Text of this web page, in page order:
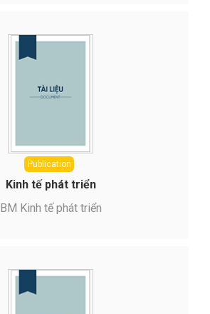
Publication
Kinh tế phát triển
BM Kinh tế phát triển